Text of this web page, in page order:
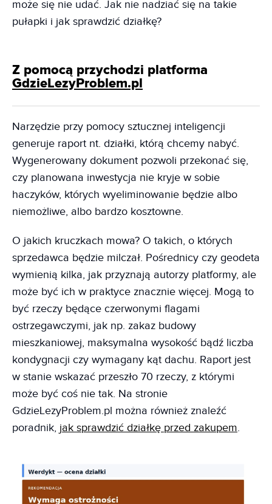
może się nie udać. Jak nie nadziać się na takie
pułapki i jak sprawdzić działkę?
Z pomocą przychodzi platforma
GdzieLezyProblem.pl
Narzędzie przy pomocy sztucznej inteligencji
generuje raport nt. działki, którą chcemy nabyć.
Wygenerowany dokument pozwoli przekonać się,
czy planowana inwestycja nie kryje w sobie
haczyków, których wyeliminowanie będzie albo
niemożliwe, albo bardzo kosztowne.
O jakich kruczkach mowa? O takich, o których
sprzedawca będzie milczał. Pośrednicy czy geodeta
wymienią kilka, jak przyznają autorzy platformy, ale
może być ich w praktyce znacznie więcej. Mogą to
być rzeczy będące czerwonymi flagami
ostrzegawczymi, jak np. zakaz budowy
mieszkaniowej, maksymalna wysokość bądź liczba
kondygnacji czy wymagany kąt dachu. Raport jest
w stanie wskazać przeszło 70 rzeczy, z którymi
może być coś nie tak. Na stronie
GdzieLezyProblem.pl można również znaleźć
poradnik, jak sprawdzić działkę przed zakupem.